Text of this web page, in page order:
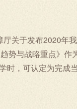
关于发布2020年
势与战略重点》
时，可认定为完